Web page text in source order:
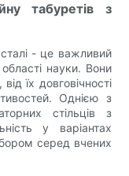
табуретів з
- це важливий
науки. Вони
їх довговічності
Однією з
стільців з
у варіантах
серед вчених